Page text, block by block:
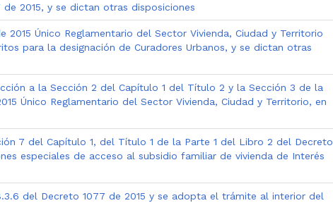
2015, y se dictan otras disposiciones
Único Reglamentario del Sector Vivienda, Ciudad y Territorio
para la designación de Curadores Urbanos, y se dictan otras
a la Sección 2 del Capítulo 1 del Título 2 y la Sección 3 de la
Único Reglamentario del Sector Vivienda, Ciudad y Territorio, en
7 del Capítulo 1, del Título 1 de la Parte 1 del Libro 2 del Decreto
especiales de acceso al subsidio familiar de vivienda de Interés
del Decreto 1077 de 2015 y se adopta el trámite al interior del